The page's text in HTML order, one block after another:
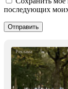
последующих